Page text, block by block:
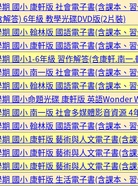
國小 康軒版 社會電子書(含課本、
答) 6年級 教學光碟DVD版(2片裝)
國小 翰林版 國語電子書(含課本、
國小 康軒版 國語電子書(含課本、
國小1-6年級 習作解答(含康軒.南一
國小 南一版 社會電子書(含課本、
國小 翰林版 國語電子書(含課本、
國小命題光碟 康軒版 英語Wonder
國小 南一版 社會多媒體影音資源 4
國小 翰林版 國語電子書(含課本、
國小 康軒版 藝術與人文電子書(含
國小 康軒版 藝術與人文電子書(含
國小 康軒版 藝術與人文電子書(含
國小 康軒版 生活電子書(含課本、